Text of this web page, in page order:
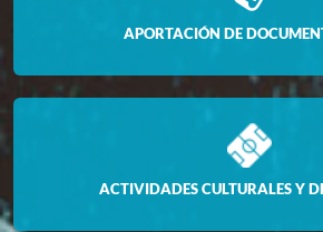
APORTACIÓN DE
ACTIVIDADES CULTURALES Y